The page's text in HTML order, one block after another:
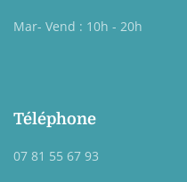
Mar- Vend : 10h - 20h
Téléphone
07 81 55 67 93